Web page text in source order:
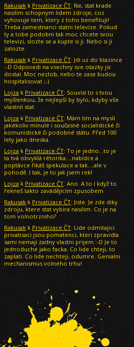
Rakusak k Privatizace ČT: Ne, stat krade
nasilim schopnym lidem zdroje, coz
vyhovuje tem, ktery z toho benefituji!
Treba zamestnanci statni televize. Pokud
ty a tobe podobni tak moc chcete svou
televizi, slozte se a kupte si ji. Nebo si ji
zalozte.
Rakusak k Privatizace ČT: Jdi uz do blazince
:-D Odpovedi na vsechny sve otazky jsi
dostal. Moc nezlob, nebo te zase budou
hospitalisovat ;-)
Lojza k Privatizace ČT: Souvisí to s tvou
myšlenkou, že nejlepší by bylo, kdyby vše
vlastnil stat
Lojza k Privatizace ČT: Mám tím na mysli
jakékoliv minulé i současné socialistické či
komunistické či podobné státu. Před 100
lety jako dneska.
Lojza k Privatizace ČT: To je jedno...to je
ta tvá obvyklá rétorika....nabídce a
poptávce říkáš spekulace a tak....ale v
pohodě. I tak, je to jak jsem rekl
Lojza k Privatizace ČT: Ano. A to i když to
řekneš takto zavádějícím zpusobem
Rakusak k Privatizace ČT: Jiste. Je zde diky
zdroju, ktere stat vybira nasilim. Co je na
tom volnotrzniho?
Rakusak k Privatizace ČT: Lide odmitajici
privatisaci jsou pomatenci, kteri zpravidla
sami nemaji zadny vlastni prijem :-D Je to
jednoduche jako facka. Co lide chteji, to
zaplati. Co lide nechteji, odumre. Genialni
mechanismus volneho trhu!